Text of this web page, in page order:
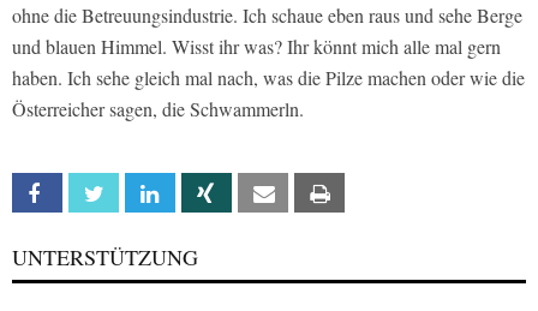
ohne die Betreuungsindustrie. Ich schaue eben raus und sehe Berge
und blauen Himmel. Wisst ihr was? Ihr könnt mich alle mal gern
haben. Ich sehe gleich mal nach, was die Pilze machen oder wie die
Österreicher sagen, die Schwammerln.
Facebook Twitter Linkedin Xing Email
UNTERSTÜTZUNG